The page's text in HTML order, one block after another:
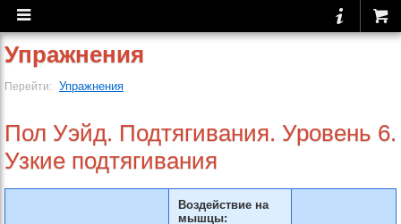
Упражнения
Перейти: Упражнения
Пол Уэйд. Подтягивания. Уровень 6.
Узкие подтягивания
Воздействие на
мышцы: